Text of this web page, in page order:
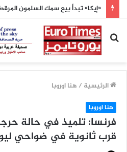
بحث
عن
الرئيسية / هنا اوروبا
هنا اوروبا
فرنسا: تلميذ في حالة
قرب ثانوية في ضواحي